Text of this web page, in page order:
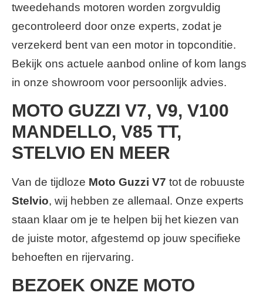
tweedehands motoren worden zorgvuldig
gecontroleerd door onze experts, zodat je
verzekerd bent van een motor in topconditie.
Bekijk ons actuele aanbod online of kom langs
in onze showroom voor persoonlijk advies.
MOTO GUZZI V7, V9, V100
MANDELLO, V85 TT,
STELVIO EN MEER
Van de tijdloze Moto Guzzi V7 tot de robuuste
Stelvio, wij hebben ze allemaal. Onze experts
staan klaar om je te helpen bij het kiezen van
de juiste motor, afgestemd op jouw specifieke
behoeften en rijervaring.
BEZOEK ONZE MOTO